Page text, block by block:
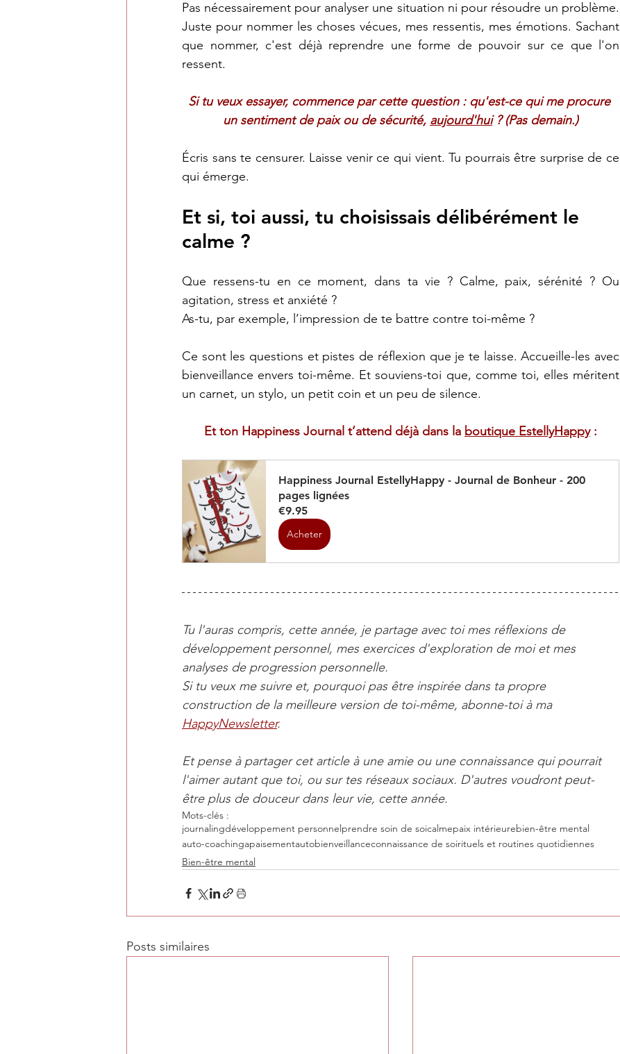
Pas nécessairement pour analyser une situation ni pour résoudre un problème.
Juste pour nommer les choses vécues, mes ressentis, mes émotions. Sachant
que nommer, c'est déjà reprendre une forme de pouvoir sur ce que l'on
ressent.
Si tu veux essayer, commence par cette question : qu'est-ce qui me procure
un sentiment de paix ou de sécurité, aujourd'hui ? (Pas demain.)
Écris sans te censurer. Laisse venir ce qui vient. Tu pourrais être surprise de ce
qui émerge.
Et si, toi aussi, tu choisissais délibérément le
calme ?
Que ressens-tu en ce moment, dans ta vie ? Calme, paix, sérénité ? Ou
agitation, stress et anxiété ?
As-tu, par exemple, l’impression de te battre contre toi-même ?
Ce sont les questions et pistes de réflexion que je te laisse. Accueille-les avec
bienveillance envers toi-même. Et souviens-toi que, comme toi, elles méritent
un carnet, un stylo, un petit coin et un peu de silence.
Et ton Happiness Journal t’attend déjà dans la boutique EstellyHappy :
Happiness Journal EstellyHappy - Journal de Bonheur - 200
pages lignées
€9.95
Acheter
Tu l'auras compris, cette année, je partage avec toi mes réflexions de
développement personnel, mes exercices d'exploration de moi et mes
analyses de progression personnelle.
Si tu veux me suivre et, pourquoi pas être inspirée dans ta propre
construction de la meilleure version de toi-même, abonne-toi à ma
HappyNewsletter.
Et pense à partager cet article à une amie ou une connaissance qui pourrait
l'aimer autant que toi, ou sur tes réseaux sociaux. D'autres voudront peut-
être plus de douceur dans leur vie, cette année.
Mots-clés :
journalingdéveloppement personnelprendre soin de soicalmepaix intérieurebien-être mental
auto-coachingapaisementautobienveillanceconnaissance de soirituels et routines quotidiennes
Bien-être mental
Posts similaires